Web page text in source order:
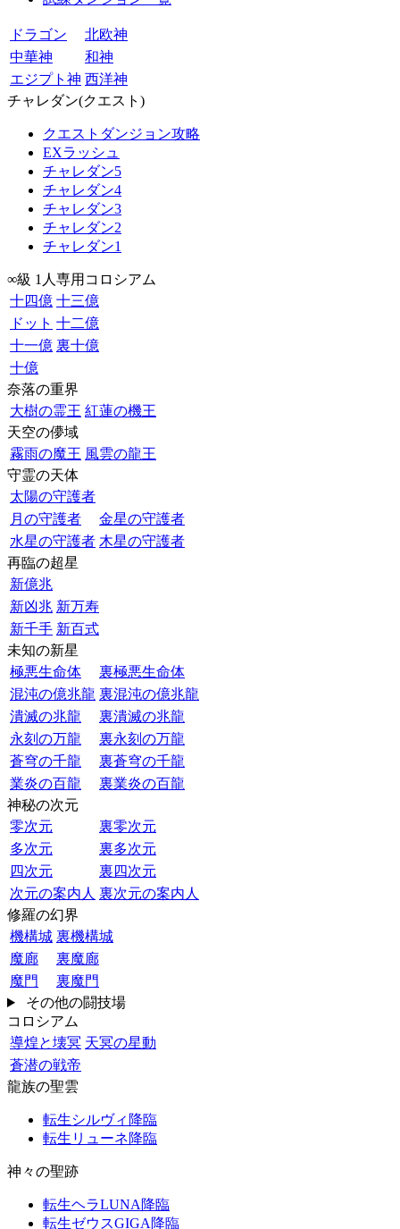
ドラゴン
北欧神
中華神
和神
エジプト神 西洋神
チャレダン(クエスト)
クエストダンジョン攻略
EXラッシュ
チャレダン5
チャレダン4
チャレダン3
チャレダン2
チャレダン1
∞級 1人専用コロシアム
十四億 十三億
ドット 十二億
十一億 裏十億
十億
奈落の重界
大樹の霊王 紅蓮の機王
天空の儚域
霧雨の魔王 風雲の龍王
守霊の天体
太陽の守護者
月の守護者
金星の守護者
水星の守護者 木星の守護者
再臨の超星
新億兆
新凶兆 新万寿
新千手 新百式
未知の新星
極悪生命体
裏極悪生命体
混沌の億兆龍 裏混沌の億兆龍
潰滅の兆龍
裏潰滅の兆龍
永刻の万龍
裏永刻の万龍
蒼穹の千龍
裏蒼穹の千龍
業炎の百龍
裏業炎の百龍
神秘の次元
零次元
裏零次元
多次元
裏多次元
四次元
裏四次元
次元の案内人 裏次元の案内人
修羅の幻界
機構城 裏機構城
魔廊
裏魔廊
魔門
裏魔門
その他の闘技場
コロシアム
導煌と壊冥 天冥の星動
蒼潜の戦帝
龍族の聖雲
転生シルヴィ降臨
転生リューネ降臨
神々の聖跡
転生ヘラLUNA降臨
転生ゼウスGIGA降臨